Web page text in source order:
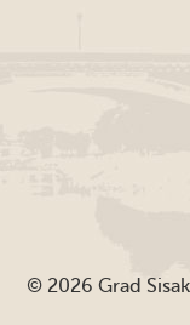
© 2026 Grad